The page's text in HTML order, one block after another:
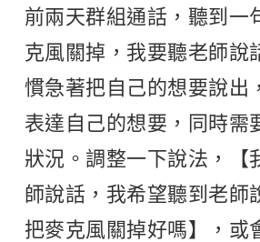
前兩天群組通話，聽到一
克風關掉，我要聽老師說
慣急著把自己的想要說出
表達自己的想要，同時需
狀況。調整一下說法，【
師說話，我希望聽到老師
把麥克風關掉好嗎】，或